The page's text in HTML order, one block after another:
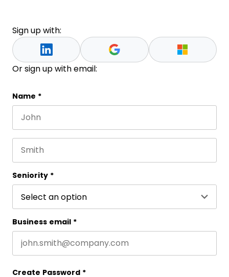
Sign up with:
Or sign up with email:
LinkedIn
This field is for validation purposes and should be
Name *
Seniority *
Business email *
Create Password *